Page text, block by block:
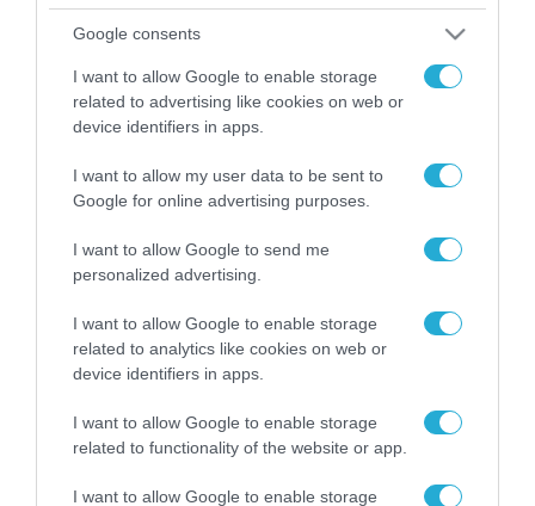
Google consents
I want to allow Google to enable storage
related to advertising like cookies on web or
device identifiers in apps.
I want to allow my user data to be sent to
Google for online advertising purposes.
I want to allow Google to send me
personalized advertising.
I want to allow Google to enable storage
related to analytics like cookies on web or
device identifiers in apps.
I want to allow Google to enable storage
related to functionality of the website or app.
I want to allow Google to enable storage
ΡΟΗ ΕΙΔΗΣΕΩΝ
Το χρηματοδοτούμενο
από την ΕΕ έργο “The
Gaming Police”
των παιδιών στο
διαδίκτυο
για τα πρόστιμα σε
παραβάσεις που
αφορούν τους ΦΗΜ
Σ. Καλαφάτης: «Η
Τεχνητή Νοημοσύνη
νέα τεχνολογία, είναι
μια νέα βιομηχανική
Νέος οδηγός του ΕΚΤ